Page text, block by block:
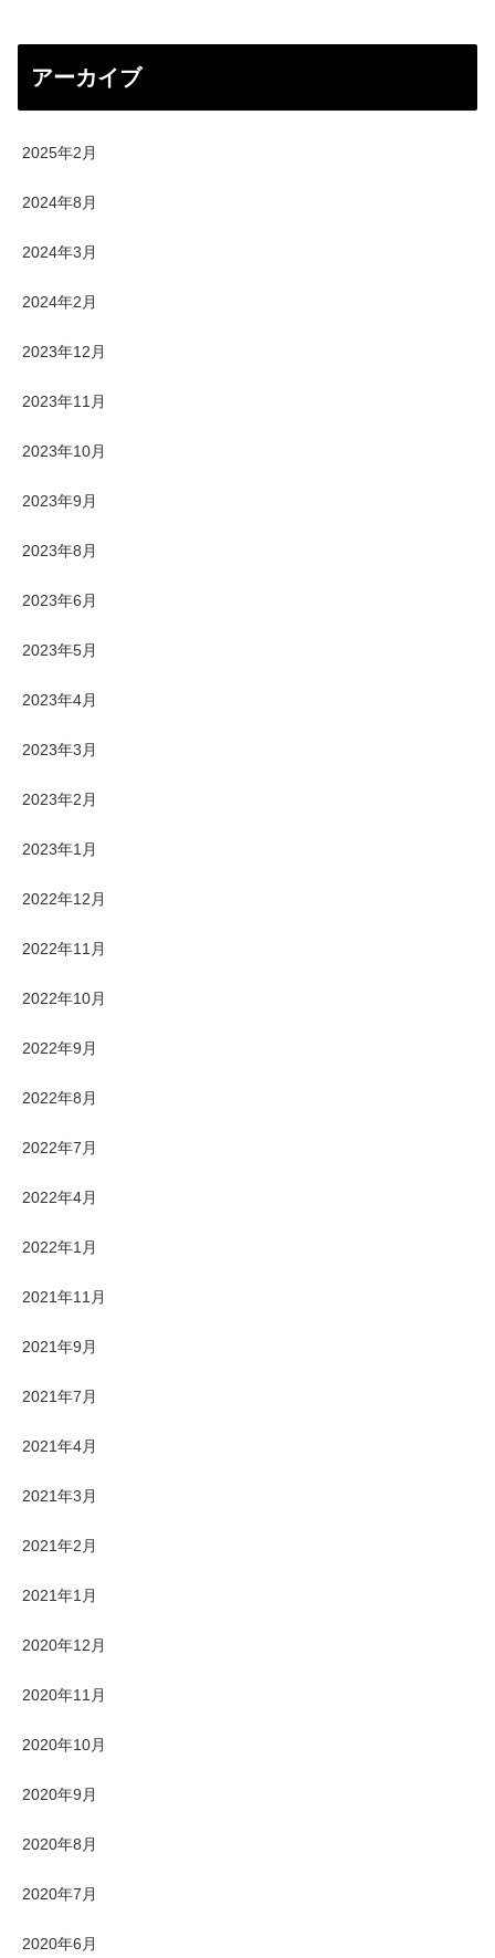
アーカイブ
2025年2月
2024年8月
2024年3月
2024年2月
2023年12月
2023年11月
2023年10月
2023年9月
2023年8月
2023年6月
2023年5月
2023年4月
2023年3月
2023年2月
2023年1月
2022年12月
2022年11月
2022年10月
2022年9月
2022年8月
2022年7月
2022年4月
2022年1月
2021年11月
2021年9月
2021年7月
2021年4月
2021年3月
2021年2月
2021年1月
2020年12月
2020年11月
2020年10月
2020年9月
2020年8月
2020年7月
2020年6月